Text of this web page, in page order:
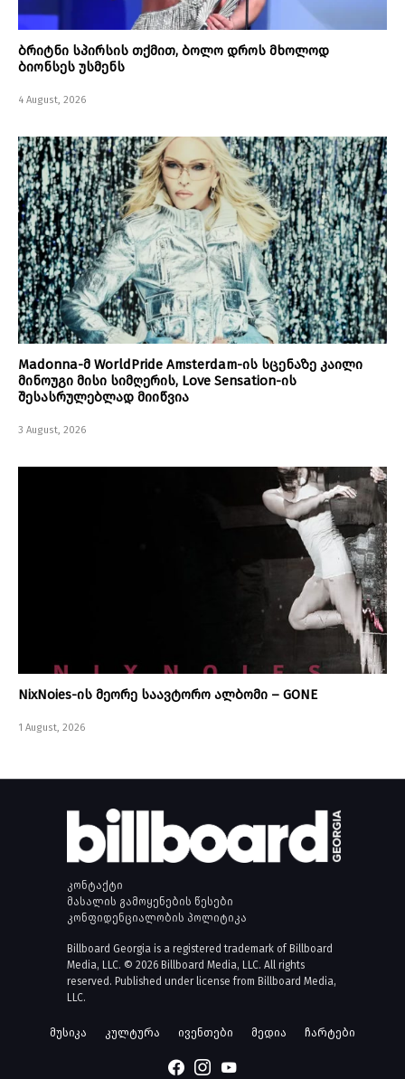
ბრიტნი სპირსის თქმით, ბოლო დროს მხოლოდ
ბიონსეს უსმენს
4 August, 2026
Madonna-მ WorldPride Amsterdam-ის სცენაზე კაილი
მინოუგი მისი სიმღერის, Love Sensation-ის
შესასრულებლად მიიწვია
3 August, 2026
NixNoies-ის მეორე საავტორო ალბომი – GONE
1 August, 2026
კონტაქტი
მასალის გამოყენების წესები
კონფიდენციალობის პოლიტიკა
Billboard Georgia is a registered trademark of Billboard
Media, LLC. © 2026 Billboard Media, LLC. All rights
reserved. Published under license from Billboard Media,
LLC.
მუსიკა კულტურა ივენთები მედია ჩარტები